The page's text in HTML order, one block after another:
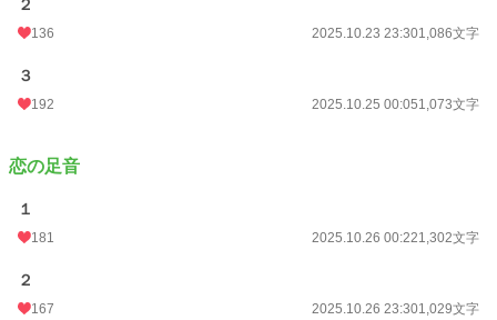
２
136 2025.10.23 23:301,086文字
３
192 2025.10.25 00:051,073文字
恋の足音
１
181 2025.10.26 00:221,302文字
２
167 2025.10.26 23:301,029文字